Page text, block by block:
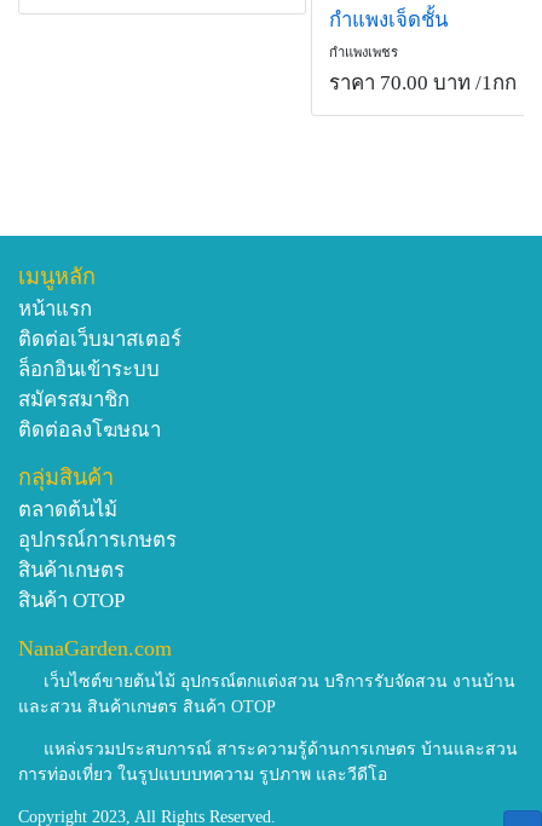
ผลิตภัณฑ์ตาไก้ขายเป็นผลิตภัณฑ์เสริมอาหารใช้ป้องกัน
โรคเบาหวาน เป็นที่นิยมในประเทศญี่ปุ่นและ
เรื่องราวของตาไก้เป็นเครื่องยืนยันว่า เสียงของพ่อเม่า ตา
ไทยอีกครั้ง
น่ารู้
• ผลของตาไก้จะเหมือนตาของเก้ง ซึ่งคนอีสานเรียกเก้งว่า
ไก้
• ยอดก่อนลวกจิ้มน้ำพริก หรือแกงกินก็ได้
• ดอกเหม็นมากไม่ควรปลูกในบริเวณบ้าน
ตำรับยา
ตาไก้ ตากวง เถาวัลย์เปรียง เถาวัลย์เหล็ก(เครือเขาแกบ)
ต้มกินเป็นประจำ
ยาระบาย
ตำรับที่ ๑
รากตาไก้ รากตากวง ต้มกิน
ตาไก้ ตากวง แก่นนมสาว แก่นดูกใส รากเกียงปืน กาฝาก
ต้นติ้ว ต้มกิน
ต้นตาไก้ รากหูกวาง(ค้อนตีหมา) รากตากวง รากอี
ล้ำ(กำลังทรพี) ต้มกิน
เถาของหลุมนกต้มดื่ม เพื่อคุมน้ำตาลในผู้ป่วยโรคเบา
หวานเช่นเดียวกัน นอกจากนี้หมอยาภาคใต้ยังใช้ผลของ
ตาไก้ให้คนไข้กินเท่าอายุเพื่อรักษาฝี ทั้งยังใช้เถาหั่นตาก
ลักษณะคล้ายเส้นกล้ามของร่างกายคนเรา ถ้าสังเกตให้ดี
เส้นที่เหมือนเอ็นนั้นจะมีอยู่ ๗ ชั้น จึงเชื่อว่ามีสรรพคุณแก้
ปวดกล้ามเนื้อ แก้ปวดเส้นเอ็น และบำรุงกำลังให้แข็งแรง
โดยจะนำบือติงนี้มาต้มดื่มแก้ปวดเมื่อย บำรุงกำลัง
ตาไก้แก้เบาหวาน ผลจากงานวิจัยสมัยใหม่
มีรายงานการวิจัยที่ทำในประเทศญี่ปุ่น โดยใช้วัตถุดิบ
สมุนไพรจากเมืองไทย พบว่าตาไก้มีสารที่ยับยั้งการย่อย
แป้งให้เป็นน้ำตาลในลำไส้ ช่วยชะลอและลดการดูดซึม
น้ำตาลเข้าสู่ร่างกาย ทำให้ควบคุมน้ำตาลได้ดีขึ้น
นอกจากนี้ยังมีฤทธิ์ในการป้องกันตับไม่ให้ถูกทำลายจาก
ผลิตภัณฑ์ตาไก้ขายเป็นผลิตภัณฑ์เสริมอาหารใช้ป้องกัน
โรคเบาหวาน เป็นที่นิยมในประเทศญี่ปุ่นและ
สหรัฐอเมริกา
เรื่องราวของตาไก้เป็นเครื่องยืนยันว่า เสียงของพ่อเม่า ตา
กำแพงเจ็ดชั้น
กำแพงเพชร
ราคา 70.00 บาท /1กก
เมนูหลัก
หน้าแรก
ติดต่อเว็บมาสเตอร์
ล็อกอินเข้าระบบ
สมัครสมาชิก
ติดต่อลงโฆษณา
กลุ่มสินค้า
ตลาดต้นไม้
อุปกรณ์การเกษตร
สินค้าเกษตร
สินค้า OTOP
NanaGarden.com
เว็บไซต์ขายต้นไม้ อุปกรณ์ตกแต่งสวน บริการรับจัดสวน งานบ้าน
และสวน สินค้าเกษตร สินค้า OTOP
แหล่งรวมประสบการณ์ สาระความรู้ด้านการเกษตร บ้านและสวน
การท่องเที่ยว ในรูปแบบบทความ รูปภาพ และวีดีโอ
Copyright 2023, All Rights Reserved.